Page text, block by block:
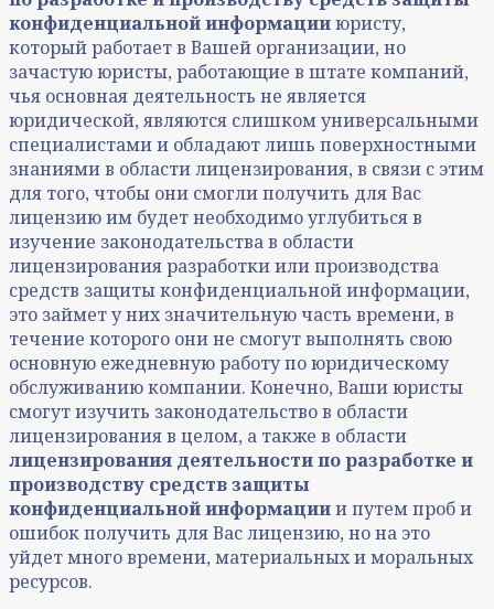
конфиденциальной информацииюристу,
который работает в Вашей организации, но
зачастую юристы, работающие в штате компаний,
чья основная деятельность не является
юридической, являются слишком универсальными
специалистами и обладают лишь поверхностными
знаниями в области лицензирования, в связи с этим
для того, чтобы они смогли получить для Вас
лицензию им будет необходимо углубиться в
изучение законодательства в области
лицензирования разработки или производства
средств защиты конфиденциальной информации,
это займет у них значительную часть времени, в
течение которого они не смогут выполнять свою
основную ежедневную работу по юридическому
обслуживанию компании. Конечно, Ваши юристы
смогут изучить законодательство в области
лицензирования в целом, а также в области
лицензирования деятельности по разработке и
производству средств защиты
конфиденциальной информациии путем проб и
ошибок получить для Вас лицензию, но на это
уйдет много времени, материальных и моральных
ресурсов.